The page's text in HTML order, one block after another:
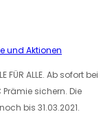
und Aktionen
FÜR ALLE. Ab sofort bei
Prämie sichern. Die
bis 31.03.2021.